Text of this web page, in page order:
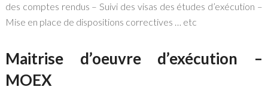
des comptes rendus – Suivi des visas des études d’exécution –
Mise en place de dispositions correctives … etc
Maitrise d’oeuvre d’exécution –
MOEX